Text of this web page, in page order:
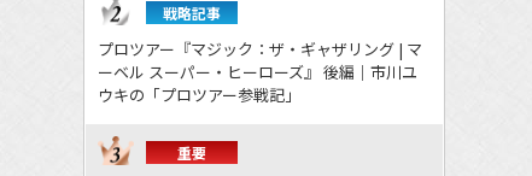
戦略記事
プロツアー『マジック：ザ・ギャザリング | マ
ーベル スーパー・ヒーローズ』 後編｜市川ユ
ウキの「プロツアー参戦記」
重要